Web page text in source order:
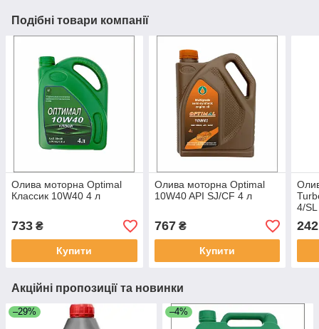
Подібні товари компанії
Олива моторна Optimal
Клаcсик 10W40 4 л
733 ₴
Купити
Олива моторна Optimal
10W40 API SJ/СF 4 л
767₴
Купити
4/
242
Акційні пропозиції та новинки
–29% –4%